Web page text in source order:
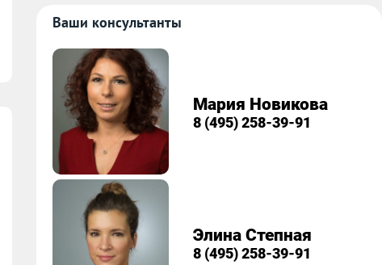
Ваши консультанты
Мария Новикова
8 (495) 258-39-91
Элина Степная
8 (495) 258-39-91